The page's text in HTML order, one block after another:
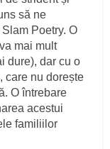
să ne
Poetry. O
mai mult
dure), dar cu o
care nu dorește
O întrebare
acestui
familiilor